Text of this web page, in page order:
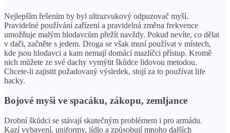
Nejlepším řešením by byl ultrazvukový odpuzovač myší.
Pravidelné používání zařízení a pravidelná změna frekvence
umožňuje malým hlodavcům přežít navždy. Pokud nevíte, co dělat
v dači, začněte s jedem. Droga se však musí používat v místech,
kde jsou hlodavci a kam nemají domácí mazlíčci přístup. Kromě
nich můžete ze své dachy vymýtit škůdce lidovou metodou.
Chcete-li zajistit požadovaný výsledek, stojí za to používat life
hacky.
Bojové myši ve spacáku, zákopu, zemljance
Drobní škůdci se stávají skutečným problémem i pro armádu.
Kazí vybavení, uniformy, jídlo a způsobují mnoho dalších